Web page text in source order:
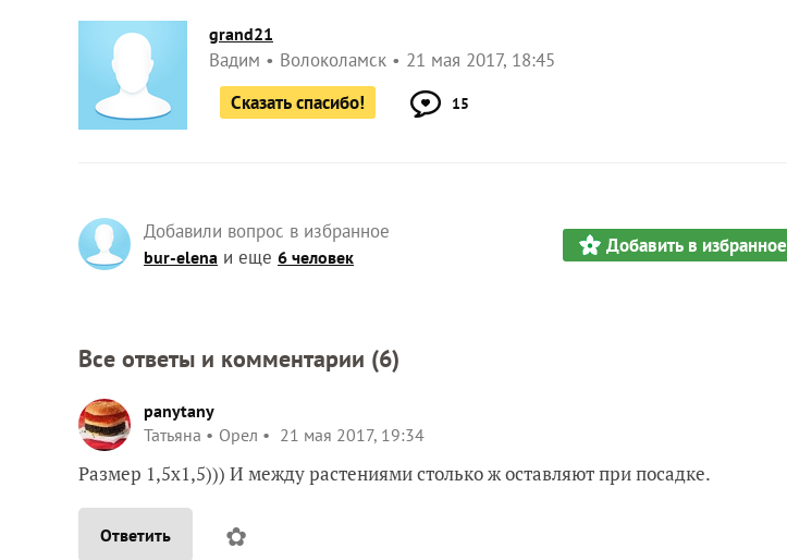
grand21
Вадим Волоколамск
21 мая 2017, 18:45
Сказать спасибо!
15
Добавили вопрос в избранное
bur-elena и еще 6 человек Добавить в избранное
Все ответы и комментарии (6)
panytany
Татьяна
Орел 21 мая 2017, 19:34
Размер 1,5х1,5))) И между растениями столько ж оставляют при посадке.
Ответить ✿